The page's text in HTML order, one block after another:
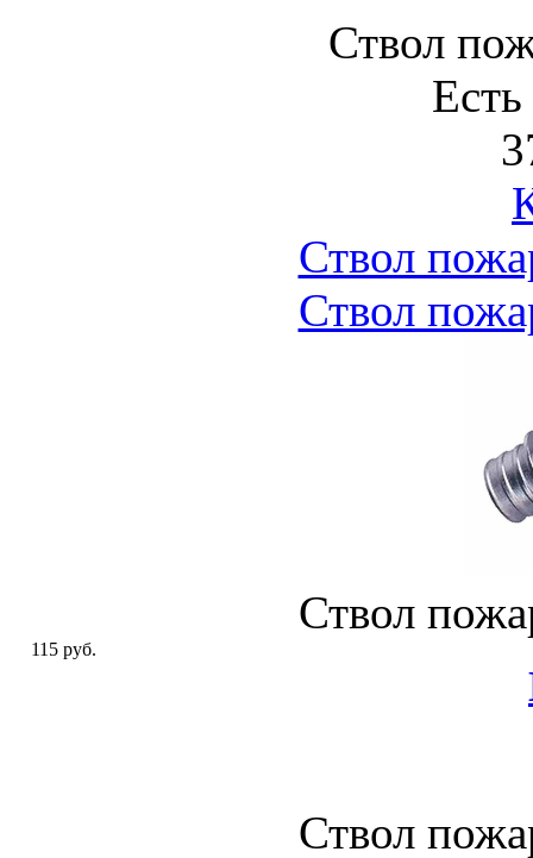
Ствол
Ствол
Ствол
Ствол
115 руб.
Ствол